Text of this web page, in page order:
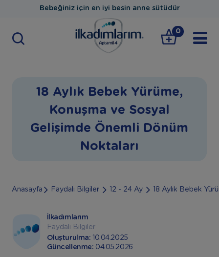
Bebeğiniz için en iyi besin anne sütüdür
0
18 Aylık Bebek Yürüme,
Konuşma ve Sosyal
Gelişimde Önemli Dönüm
Noktaları
Anasayfa Faydalı Bilgiler 12 - 24 Ay 18 Aylık Bebek
İlkadımlarım
Faydalı Bilgiler
Oluşturulma:
10.04.2025
Güncellenme: 04.05.2026